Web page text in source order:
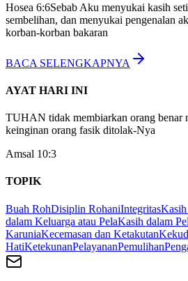
Hosea 6:6Sebab Aku menyukai kasih
sembelihan, dan menyukai pengenalan
korban-korban bakaran
BACA SELENGKAPNYA
AYAT HARI INI
TUHAN tidak membiarkan orang benar
keinginan orang fasik ditolak-Nya
Amsal 10:3
TOPIK
Buah RohDisiplin RohaniIntegritas
dalam Keluarga atau PelaKasih dalam
KaruniaKecemasan dan Ketakutan
HatiKetekunanPelayananPemulihan